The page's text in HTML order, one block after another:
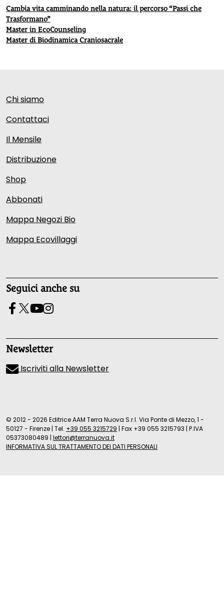
Cambia vita camminando nella natura: il percorso “Passi che
Trasformano”
Master in EcoCounseling
Master di Biodinamica Craniosacrale
Chi siamo
Contattaci
Il Mensile
Distribuzione
Shop
Abbonati
Mappa Negozi Bio
Mappa Ecovillaggi
Seguici anche su
Newsletter
Iscriviti alla Newsletter
© 2012 - 2026 Editrice AAM Terra Nuova S.r.l. Via Ponte di Mezzo, 1 -
50127 - Firenze | Tel. +39 055 3215729 | Fax +39 055 3215793 | P.IVA
05373080489 | lettori@terranuova.it
INFORMATIVA SUL TRATTAMENTO DEI DATI PERSONALI